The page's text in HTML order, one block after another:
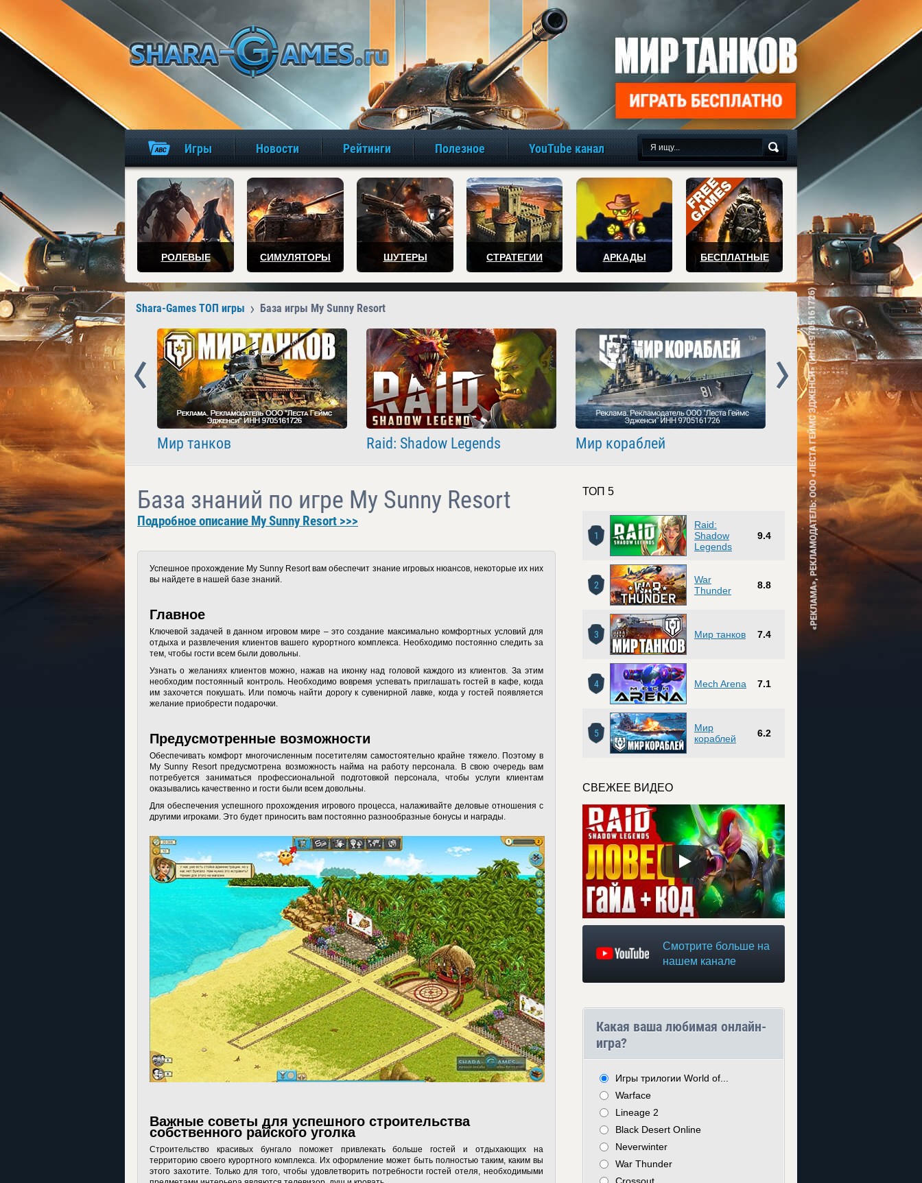
игры онлайн бесплатно
Игры Новости Рейтинги Полезное YouTube канал
РОЛЕВЫЕ СИМУЛЯТОРЫ ШУТЕРЫ СТРАТЕГИИ АРКАДЫ БЕСПЛАТНЫЕ
Shara-Games ТОП игры База игры My Sunny Resort
Мир танков Raid: Shadow Legends Мир кораблей Crossout
Prev Next
База знаний по игре My Sunny Resort
Подробное описание My Sunny Resort >>>
Успешное прохождение My Sunny Resort вам обеспечит знание игровых нюансов, некоторые их них
вы найдете в нашей базе знаний.
Главное
Ключевой задачей в данном игровом мире – это создание максимально комфортных условий для
отдыха и развлечения клиентов вашего курортного комплекса. Необходимо постоянно следить за
тем, чтобы гости всем были довольны.
Узнать о желаниях клиентов можно, нажав на иконку над головой каждого из клиентов. За этим
необходим постоянный контроль. Необходимо вовремя успевать приглашать гостей в кафе, когда
им захочется покушать. Или помочь найти дорогу к сувенирной лавке, когда у гостей появляется
желание приобрести подарочки.
Предусмотренные возможности
Обеспечивать комфорт многочисленным посетителям самостоятельно крайне тяжело. Поэтому в
My Sunny Resort предусмотрена возможность найма на работу персонала. В свою очередь вам
потребуется заниматься профессиональной подготовкой персонала, чтобы услуги клиентам
оказывались качественно и гости были всем довольны.
Для обеспечения успешного прохождения игрового процесса, налаживайте деловые отношения с
другими игроками. Это будет приносить вам постоянно разнообразные бонусы и награды.
Важные советы для успешного строительства
собственного райского уголка
Строительство красивых бунгало поможет привлекать больше гостей и отдыхающих на
территорию своего курортного комплекса. Их оформление может быть полностью таким, каким вы
этого захотите. Только для того, чтобы удовлетворить потребности гостей отеля, необходимыми
ТОП 5
1
Raid:
Shadow
Legends
9.4
2
War
Thunder
8.8
3 Мир танков 7.4
4 Mech Arena 7.1
5
Мир
кораблей
6.2
СВЕЖЕЕ ВИДЕО
Смотрите больше на
нашем канале
Какая ваша любимая онлайн-
игра?
Игры трилогии World of...
Warface
Lineage 2
Black Desert Online
Neverwinter
War Thunder